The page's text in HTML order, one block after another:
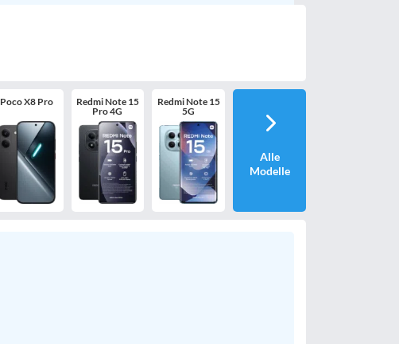
Poco X8 Pro
Redmi Note 15
Pro 4G
Redmi Note 15
5G
Alle
Modelle